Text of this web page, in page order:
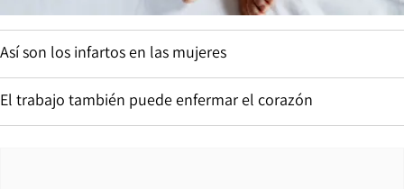
Así son los infartos en las mujeres
El trabajo también puede enfermar el corazón